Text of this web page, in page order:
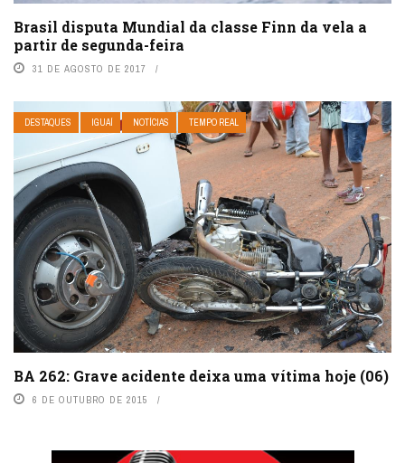
Brasil disputa Mundial da classe Finn da vela a
partir de segunda-feira
31 DE AGOSTO DE 2017
DESTAQUES IGUAÍ NOTÍCIAS TEMPO REAL
BA 262: Grave acidente deixa uma vítima hoje (06)
6 DE OUTUBRO DE 2015